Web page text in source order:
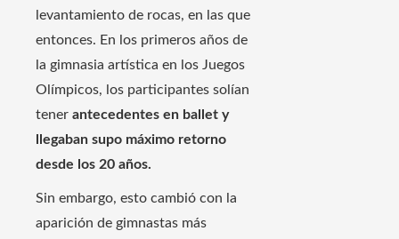
levantamiento de rocas, en las que
entonces. En los primeros años de
la gimnasia artística en los Juegos
Olímpicos, los participantes solían
tener antecedentes en ballet y
llegaban supo máximo retorno
desde los 20 años.
Sin embargo, esto cambió con la
aparición de gimnastas más